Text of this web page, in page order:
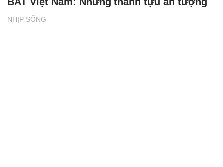
NHỊP SỐNG